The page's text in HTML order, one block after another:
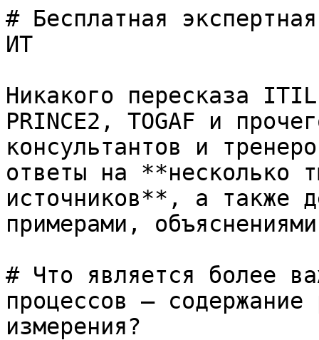
# Бесплатная
ИТ
Никакого пересказа
PRINCE2, TOGAF и
консультантов и
ответы на **несколько
источников**, а также
примерами,
# Что является более
процессов —
измерения?